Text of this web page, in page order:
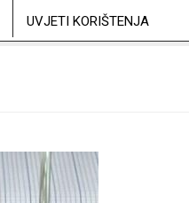
UVJETI KORIŠTENJA